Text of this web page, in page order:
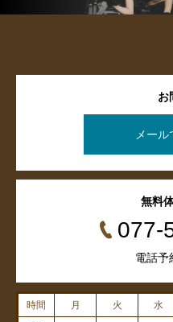
お
メー
無料
077-
電話予
時間 月 火 水